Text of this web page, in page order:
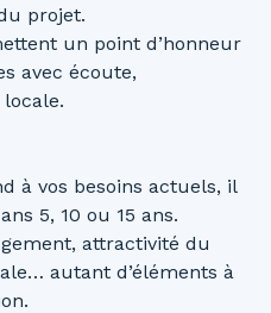
projet.
un point d’honneur
avec écoute,
à vos besoins actuels, il
5, 10 ou 15 ans.
attractivité du
autant d’éléments à